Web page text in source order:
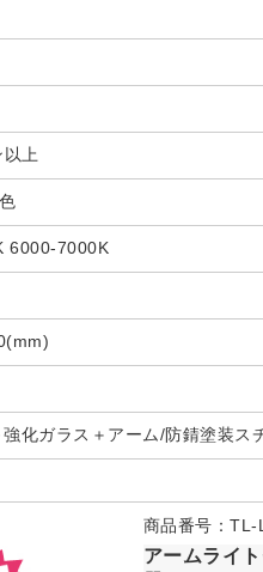
上
6000-7000K
化ガラス＋アーム/防錆塗装ス
商品番号：
アームライ